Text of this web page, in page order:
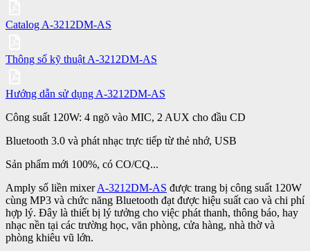
Catalog A-3212DM-AS
Thông số kỹ thuật A-3212DM-AS
Hướng dẫn sử dụng A-3212DM-AS
Công suất 120W: 4 ngõ vào MIC, 2 AUX cho đầu CD
Bluetooth 3.0 và phát nhạc trực tiếp từ thẻ nhớ, USB
Sản phẩm mới 100%, có CO/CQ...
Amply số liền mixerA-3212DM-AS được trang bị công suất 120W
cùng MP3 và chức năng Bluetooth đạt được hiệu suất cao và chi phí
hợp lý. Đây là thiết bị lý tưởng cho việc phát thanh, thông báo, hay
nhạc nền tại các trường học, văn phòng, cửa hàng, nhà thờ và
phòng khiêu vũ lớn.